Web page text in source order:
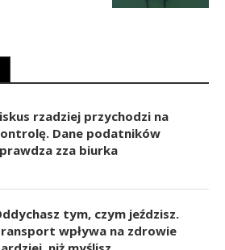
rzadziej przychodzi na
Dane podatników
zza biurka
tym, czym jeździsz.
wpływa na zdrowie